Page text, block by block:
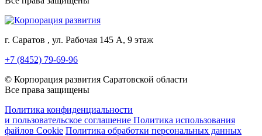
г. Саратов , ул. Рабочая 145 А, 9 этаж
+7 (8452) 79-69-96
© Корпорация развития Саратовской области
Все права защищены
Политика конфиденциальности
и пользовательское соглашение Политика использования
файлов Cookie Политика обработки персональных данных